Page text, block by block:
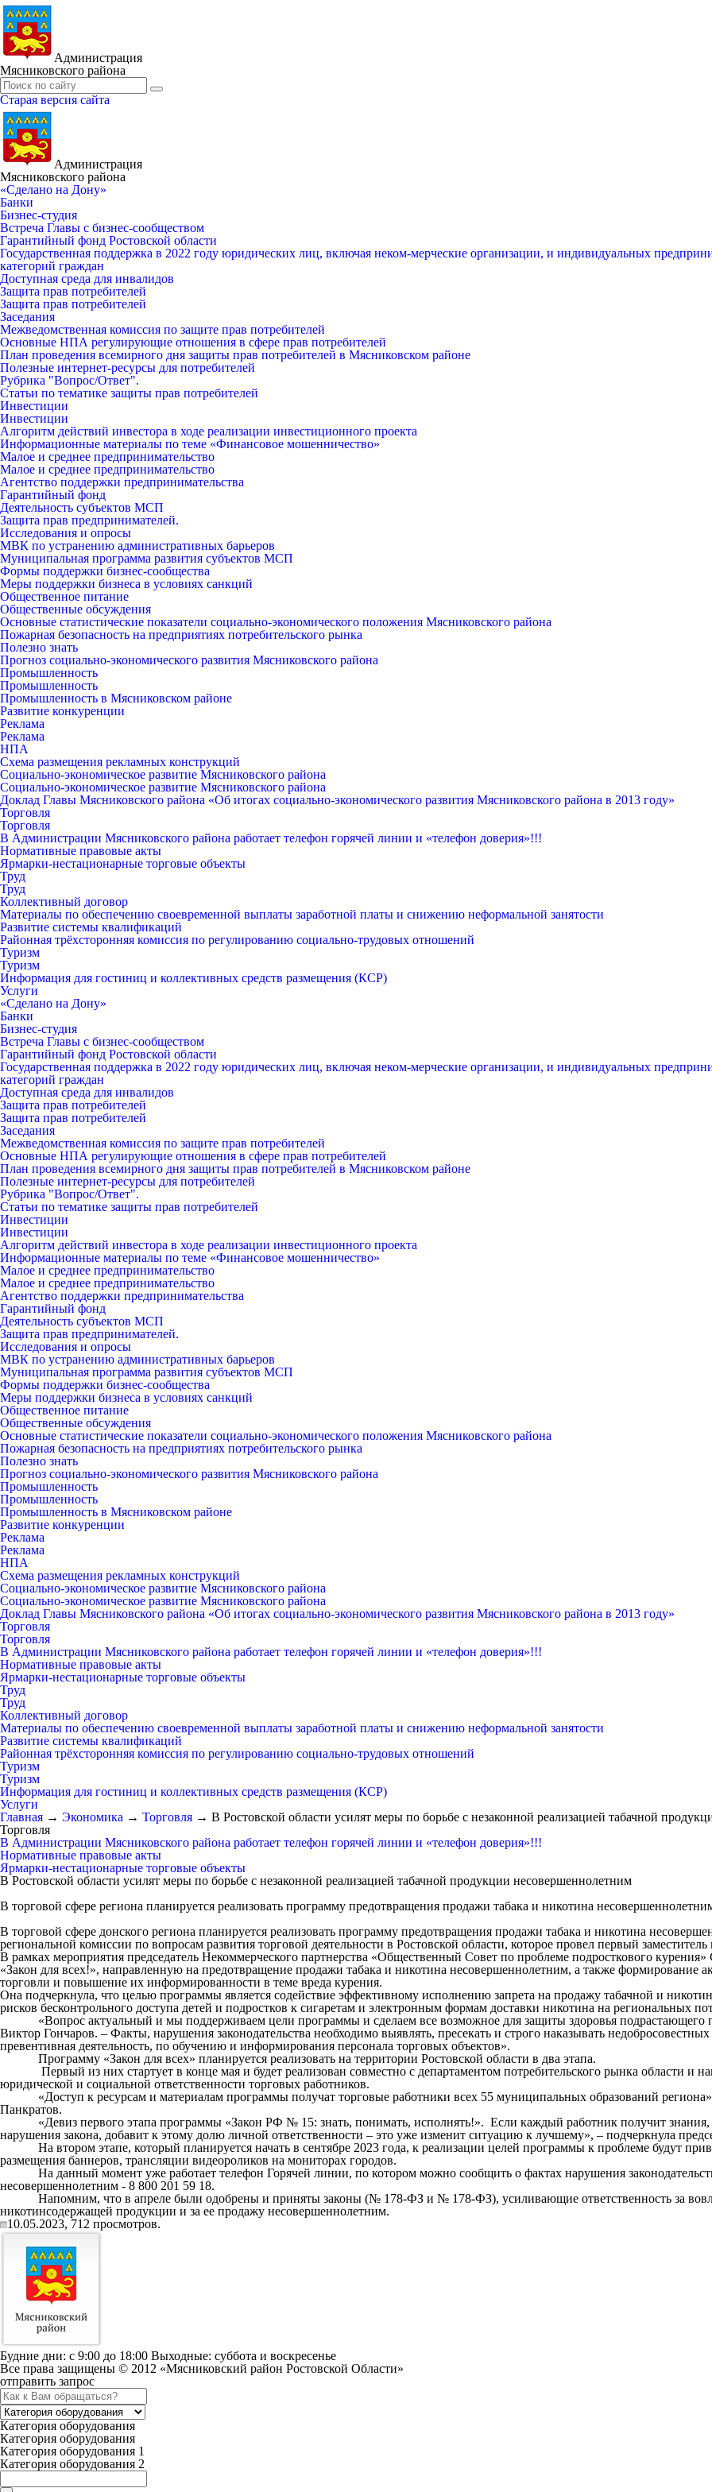
Администрация
Мясниковского района
Старая версия сайта
Администрация
Мясниковского района
«Сделано на Дону»
Банки
Бизнес-студия
Встреча Главы с бизнес-сообществом
Гарантийный фонд Ростовской области
Государственная поддержка в 2022 году юридических лиц, включая неком-мерческие организации, и индивидуальных
категорий граждан
Доступная среда для инвалидов
Защита прав потребителей
Защита прав потребителей
Заседания
Межведомственная комиссия по защите прав потребителей
Основные НПА регулирующие отношения в сфере прав потребителей
План проведения всемирного дня защиты прав потребителей в Мясниковском районе
Полезные интернет-ресурсы для потребителей
Рубрика "Вопрос/Ответ".
Статьи по тематике защиты прав потребителей
Инвестиции
Инвестиции
Алгоритм действий инвестора в ходе реализации инвестиционного проекта
Информационные материалы по теме «Финансовое мошенничество»
Малое и среднее предпринимательство
Малое и среднее предпринимательство
Агентство поддержки предпринимательства
Гарантийный фонд
Деятельность субъектов МСП
Защита прав предпринимателей.
Исследования и опросы
МВК по устранению административных барьеров
Муниципальная программа развития субъектов МСП
Формы поддержки бизнес-сообщества
Меры поддержки бизнеса в условиях санкций
Общественное питание
Общественные обсуждения
Основные статистические показатели социально-экономического положения Мясниковского района
Пожарная безопасность на предприятиях потребительского рынка
Полезно знать
Прогноз социально-экономического развития Мясниковского района
Промышленность
Промышленность
Промышленность в Мясниковском районе
Развитие конкуренции
Реклама
Реклама
НПА
Схема размещения рекламных конструкций
Социально-экономическое развитие Мясниковского района
Социально-экономическое развитие Мясниковского района
Доклад Главы Мясниковского района «Об итогах социально-экономического развития Мясниковского района в 2013 году»
Торговля
Торговля
В Администрации Мясниковского района работает телефон горячей линии и «телефон доверия»!!!
Нормативные правовые акты
Ярмарки-нестационарные торговые объекты
Труд
Труд
Коллективный договор
Материалы по обеспечению своевременной выплаты заработной платы и снижению неформальной занятости
Развитие системы квалификаций
Районная трёхсторонняя комиссия по регулированию социально-трудовых отношений
Туризм
Туризм
Информация для гостиниц и коллективных средств размещения (КСР)
Услуги
«Сделано на Дону»
Банки
Бизнес-студия
Встреча Главы с бизнес-сообществом
Гарантийный фонд Ростовской области
Государственная поддержка в 2022 году юридических лиц, включая неком-мерческие организации, и индивидуальных
категорий граждан
Доступная среда для инвалидов
Защита прав потребителей
Защита прав потребителей
Заседания
Межведомственная комиссия по защите прав потребителей
Основные НПА регулирующие отношения в сфере прав потребителей
План проведения всемирного дня защиты прав потребителей в Мясниковском районе
Полезные интернет-ресурсы для потребителей
Рубрика "Вопрос/Ответ".
Статьи по тематике защиты прав потребителей
Инвестиции
Инвестиции
Алгоритм действий инвестора в ходе реализации инвестиционного проекта
Информационные материалы по теме «Финансовое мошенничество»
Малое и среднее предпринимательство
Малое и среднее предпринимательство
Агентство поддержки предпринимательства
Гарантийный фонд
Деятельность субъектов МСП
Защита прав предпринимателей.
Исследования и опросы
МВК по устранению административных барьеров
Муниципальная программа развития субъектов МСП
Формы поддержки бизнес-сообщества
Меры поддержки бизнеса в условиях санкций
Общественное питание
Общественные обсуждения
Основные статистические показатели социально-экономического положения Мясниковского района
Пожарная безопасность на предприятиях потребительского рынка
Полезно знать
Прогноз социально-экономического развития Мясниковского района
Промышленность
Промышленность
Промышленность в Мясниковском районе
Развитие конкуренции
Реклама
Реклама
НПА
Схема размещения рекламных конструкций
Социально-экономическое развитие Мясниковского района
Социально-экономическое развитие Мясниковского района
Доклад Главы Мясниковского района «Об итогах социально-экономического развития Мясниковского района в 2013 году»
Торговля
Торговля
В Администрации Мясниковского района работает телефон горячей линии и «телефон доверия»!!!
Нормативные правовые акты
Ярмарки-нестационарные торговые объекты
Труд
Труд
Коллективный договор
Материалы по обеспечению своевременной выплаты заработной платы и снижению неформальной занятости
Развитие системы квалификаций
Районная трёхсторонняя комиссия по регулированию социально-трудовых отношений
Туризм
Туризм
Информация для гостиниц и коллективных средств размещения (КСР)
Услуги
Главная → Экономика → Торговля → В Ростовской области усилят меры по борьбе с незаконной реализацией табачной
Торговля
В Администрации Мясниковского района работает телефон горячей линии и «телефон доверия»!!!
Нормативные правовые акты
Ярмарки-нестационарные торговые объекты
В Ростовской области усилят меры по борьбе с незаконной реализацией табачной продукции несовершеннолетним
В торговой сфере региона планируется реализовать программу предотвращения продажи табака и никотина
В торговой сфере донского региона планируется реализовать программу предотвращения продажи табака и никотина
региональной комиссии по вопросам развития торговой деятельности в Ростовской области, которое провел первый
В рамках мероприятия председатель Некоммерческого партнерства «Общественный Совет по проблеме подросткового
«Закон для всех!», направленную на предотвращение продажи табака и никотина несовершеннолетним, а также формирование
торговли и повышение их информированности в теме вреда курения.
Она подчеркнула, что целью программы является содействие эффективному исполнению запрета на продажу табачной и
рисков бесконтрольного доступа детей и подростков к сигаретам и электронным формам доставки никотина на региональных
«Вопрос актуальный и мы поддерживаем цели программы и сделаем все возможное для защиты здоровья подрастающего
Виктор Гончаров. – Факты, нарушения законодательства необходимо выявлять, пресекать и строго наказывать
превентивная деятельность, по обучению и информирования персонала торговых объектов».
Программу «Закон для всех» планируется реализовать на территории Ростовской области в два этапа.
Первый из них стартует в конце мая и будет реализован совместно с департаментом потребительского рынка области и
юридической и социальной ответственности торговых работников.
«Доступ к ресурсам и материалам программы получат торговые работники всех 55 муниципальных образований
Панкратов.
«Девиз первого этапа программы «Закон РФ № 15: знать, понимать, исполнять!». Если каждый работник получит
нарушения закона, добавит к этому долю личной ответственности – это уже изменит ситуацию к лучшему», – подчеркнула
На втором этапе, который планируется начать в сентябре 2023 года, к реализации целей программы к проблеме будут
размещения баннеров, трансляции видеороликов на мониторах городов.
На данный момент уже работает телефон Горячей линии, по котором можно сообщить о фактах нарушения
несовершеннолетним - 8 800 201 59 18.
Напомним, что в апреле были одобрены и приняты законы (№ 178-ФЗ и № 178-ФЗ), усиливающие ответственность за
никотинсодержащей продукции и за ее продажу несовершеннолетним.
10.05.2023, 712 просмотров.
Будние дни: c 9:00 до 18:00 Выходные: суббота и воскресенье
Все права защищены © 2012 «Мясниковский район Ростовской Области»
отправить запрос
Категория оборудования
Категория оборудования
Категория оборудования 1
Категория оборудования 2